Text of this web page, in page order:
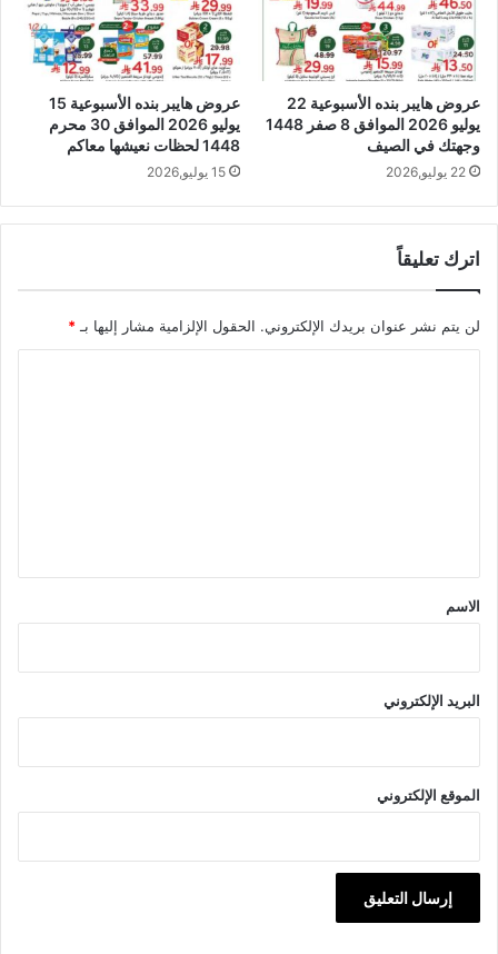
عروض هايبر بنده الأسبوعية 22
يوليو 2026 الموافق 8 صفر 1448
وجهتك في الصيف
22 يوليو,2026
عروض هايبر بنده الأسبوعية 15
يوليو 2026 الموافق 30 محرم
1448 لحظات نعيشها معاكم
15 يوليو,2026
اترك تعليقاً
لن يتم نشر عنوان بريدك الإلكتروني. الحقول الإلزامية مشار إليها بـ*
*
الاسم
البريد الإلكتروني
الموقع الإلكتروني